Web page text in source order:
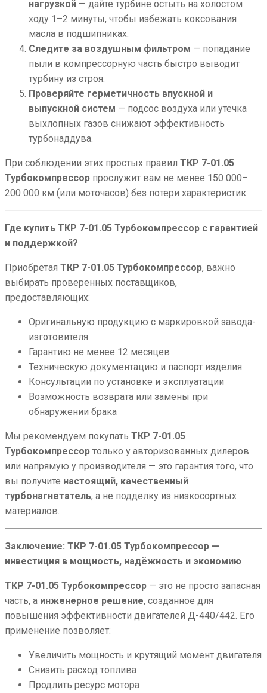
нагрузкой — дайте турбине остыть на холостом
ходу 1–2 минуты, чтобы избежать коксования
масла в подшипниках.
Следите за воздушным фильтром — попадание
пыли в компрессорную часть быстро выводит
турбину из строя.
Проверяйте герметичность впускной и
выпускной систем — подсос воздуха или утечка
выхлопных газов снижают эффективность
турбонаддува.
При соблюдении этих простых правил ТКР 7-01.05
Турбокомпрессор прослужит вам не менее 150 000–
200 000 км (или моточасов) без потери характеристик.
Где купить ТКР 7-01.05 Турбокомпрессор с гарантией
и поддержкой?
Приобретая ТКР 7-01.05 Турбокомпрессор, важно
выбирать проверенных поставщиков,
предоставляющих:
Оригинальную продукцию с маркировкой завода-
изготовителя
Гарантию не менее 12 месяцев
Техническую документацию и паспорт изделия
Консультации по установке и эксплуатации
Возможность возврата или замены при
обнаружении брака
Мы рекомендуем покупать ТКР 7-01.05
Турбокомпрессор только у авторизованных дилеров
или напрямую у производителя — это гарантия того, что
вы получите настоящий, качественный
турбонагнетатель, а не подделку из низкосортных
материалов.
Заключение: ТКР 7-01.05 Турбокомпрессор —
инвестиция в мощность, надёжность и экономию
ТКР 7-01.05 Турбокомпрессор — это не просто запасная
часть, а инженерное решение, созданное для
повышения эффективности двигателей Д-440/442. Его
применение позволяет:
Увеличить мощность и крутящий момент двигателя
Снизить расход топлива
Продлить ресурс мотора